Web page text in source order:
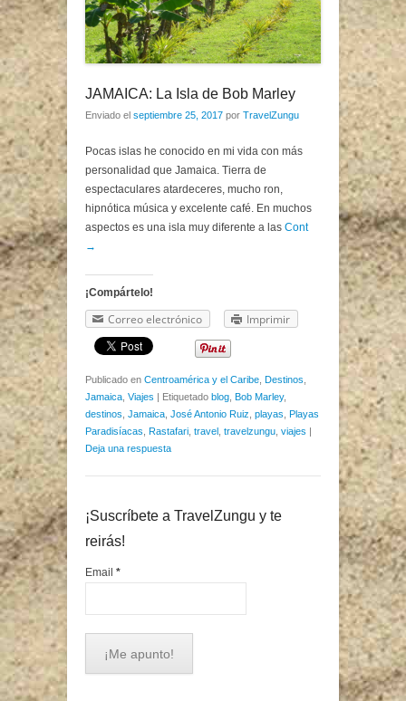
JAMAICA: La Isla de Bob Marley
Enviado el septiembre 25, 2017 por TravelZungu
Pocas islas he conocido en mi vida con más
personalidad que Jamaica. Tierra de
espectaculares atardeceres, mucho ron,
hipnótica música y excelente café. En muchos
aspectos es una isla muy diferente a las Cont
→
¡Compártelo!
Correo electrónico Imprimir
Publicado en Centroamérica y el Caribe Destinos
Jamaica Viajes | Etiquetado blog Bob Marley,
destinos Jamaica José Antonio Ruiz playas Playas
Paradisíacas Rastafari travel travelzungu viajes |
Deja una respuesta
¡Suscríbete a TravelZungu y te
reirás!
Email *